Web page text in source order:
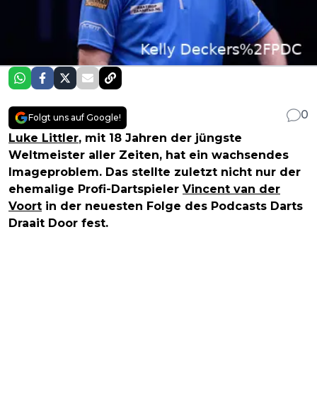
Folgt uns auf Google!
0
Luke Littler, mit 18 Jahren der jüngste
Weltmeister aller Zeiten, hat ein wachsendes
Imageproblem. Das stellte zuletzt nicht nur der
ehemalige Profi-Dartspieler Vincent van der
Voort in der neuesten Folge des Podcasts Darts
Draait Door fest.